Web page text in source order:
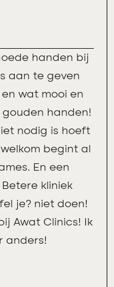
handen bij
aan te geven
wat mooi en
handen!
nodig is hoeft
begint al
En een
kliniek
je? niet doen!
Awat Clinics! Ik
anders!